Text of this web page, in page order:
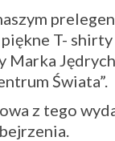
T-
Świata”.
z tego